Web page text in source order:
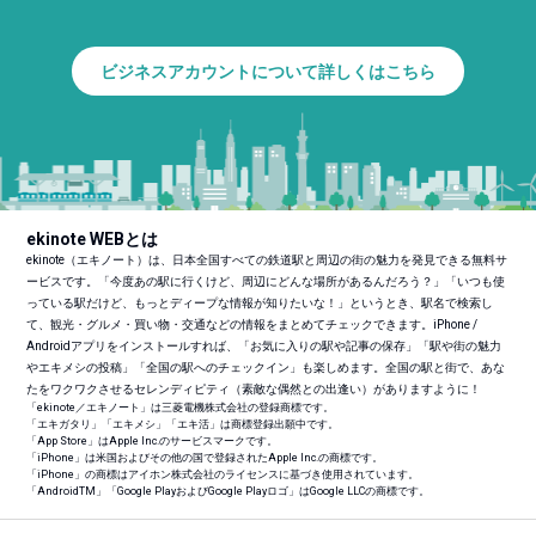
ビジネスアカウントについて詳しくはこちら
ekinote WEBとは
ekinote（エキノート）は、日本全国すべての鉄道駅と周辺の街の魅力を発見できる無料サ
ービスです。「今度あの駅に行くけど、周辺にどんな場所があるんだろう？」「いつも使
っている駅だけど、もっとディープな情報が知りたいな！」というとき、駅名で検索し
て、観光・グルメ・買い物・交通などの情報をまとめてチェックできます。iPhone /
Androidアプリをインストールすれば、「お気に入りの駅や記事の保存」「駅や街の魅力
やエキメシの投稿」「全国の駅へのチェックイン」も楽しめます。全国の駅と街で、あな
たをワクワクさせるセレンディピティ（素敵な偶然との出逢い）がありますように！
「ekinote／エキノート」は三菱電機株式会社の登録商標です。
「エキガタリ」「エキメシ」「エキ活」は商標登録出願中です。
「App Store」はApple Inc.のサービスマークです。
「iPhone」は米国およびその他の国で登録されたApple Inc.の商標です。
「iPhone」の商標はアイホン株式会社のライセンスに基づき使用されています。
「AndroidTM 」「Google PlayおよびGoogle Playロゴ」はGoogle LLCの商標です。